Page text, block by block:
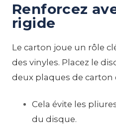
Renforcez
rigide
Le carton joue un rôle
des vinyles. Placez le
deux plaques de carton
Cela évite les
du disque.